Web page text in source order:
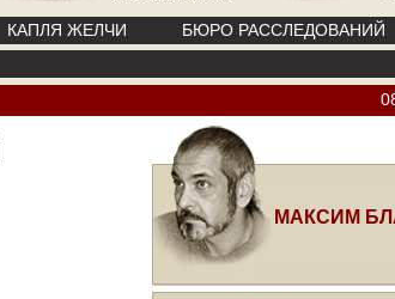
КАПЛЯ ЖЕЛЧИ
БЮРО РАССЛЕДОВАНИЙ
МАКСИМ